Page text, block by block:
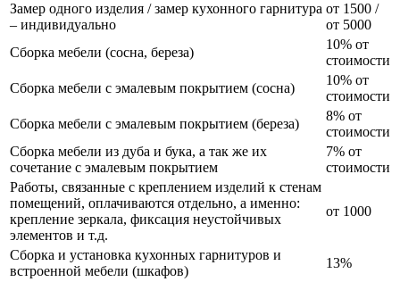
Замер одного изделия / замер кухонного гарнитура
– индивидуально
от 1500 /
от 5000
Сборка мебели (сосна, береза)
10% от
стоимости
Сборка мебели с эмалевым покрытием (сосна)
10% от
стоимости
Сборка мебели с эмалевым покрытием (береза)
8% от
стоимости
Сборка мебели из дуба и бука, а так же их
сочетание с эмалевым покрытием
7% от
стоимости
Работы, связанные с креплением изделий к стенам
помещений, оплачиваются отдельно, а именно:
крепление зеркала, фиксация неустойчивых
элементов и т.д.
от 1000
Сборка и установка кухонных гарнитуров и
встроенной мебели (шкафов)
13%